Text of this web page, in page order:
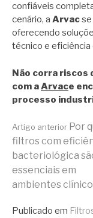
confiáveis
cenário, a Arvacse
oferecendo
técnico e eficiência
Não corra riscos
com aArvace
processo
Artigo anterior Por
filtros com
bacteriológica
essenciais em
ambientes
Publicado em